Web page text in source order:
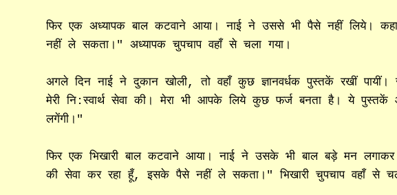
फिर एक अध्यापक बाल कटवाने आया। नाई ने उससे भी पैसे नहीं लिये।
नहीं ले सकता।" अध्यापक चुपचाप वहाँ से चला गया।
अगले दिन नाई ने दुकान खोली, तो वहाँ कुछ ज्ञानवर्धक पुस्तकें रखीं
मेरी नि:स्वार्थ सेवा की। मेरा भी आपके लिये कुछ फर्ज बनता है। ये
लगेंगी।"
फिर एक भिखारी बाल कटवाने आया। नाई ने उसके भी बाल बड़े मन
की सेवा कर रहा हूँ, इसके पैसे नहीं ले सकता।" भिखारी चुपचाप वहाँ से